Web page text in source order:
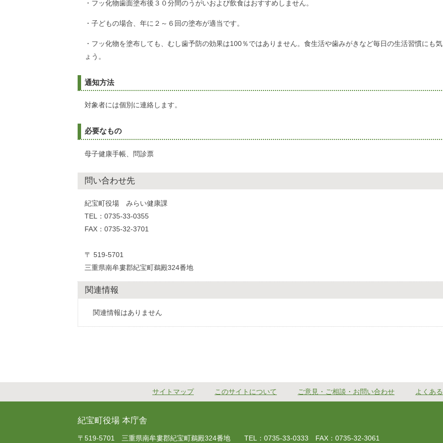
・フッ化物歯面塗布後３０分間のうがいおよび飲食はおすすめしません。
・子どもの場合、年に２～６回の塗布が適当です。
・フッ化物を塗布しても、むし歯予防の効果は100％ではありません。食生活や歯みがきなど毎日の生活習慣にも
ょう。
通知方法
対象者には個別に連絡します。
必要なもの
母子健康手帳、問診票
問い合わせ先
紀宝町役場 みらい健康課
TEL：0735-33-0355
FAX：0735-32-3701
〒 519-5701
三重県南牟婁郡紀宝町鵜殿324番地
関連情報
関連情報はありません
サイトマップ このサイトについて ご意見・ご相談・お問い合わせ よくあ
紀宝町役場 本庁舎
〒519-5701 三重県南牟婁郡紀宝町鵜殿324番地 TEL：0735-33-0333 FAX：0735-32-3061